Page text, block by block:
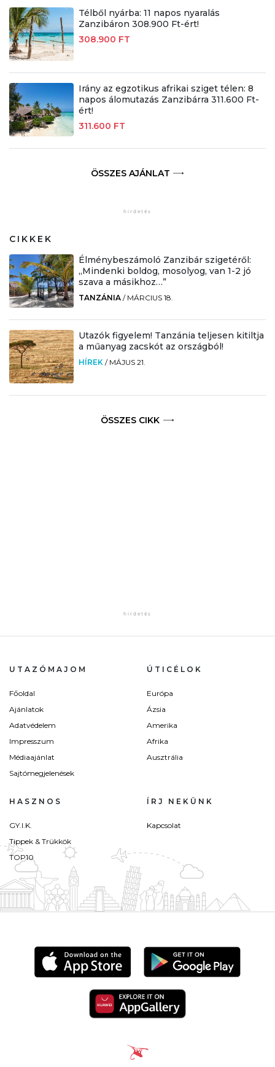
Télből nyárba: 11 napos nyaralás
Zanzibáron 308.900 Ft-ért!
308.900 FT
Irány az egzotikus afrikai sziget télen: 8
napos álomutazás Zanzibárra 311.600 Ft-
ért!
311.600 FT
ÖSSZES AJÁNLAT
CIKKEK
Élménybeszámoló Zanzibár szigetéről:
„Mindenki boldog, mosolyog, van 1-2 jó
szava a másikhoz…”
TANZÁNIA / MÁRCIUS 18.
Utazók figyelem! Tanzánia teljesen kitiltja
a műanyag zacskót az országból!
HÍREK / MÁJUS 21.
ÖSSZES CIKK
UTAZÓMAJOM
Főoldal
Ajánlatok
Adatvédelem
Impresszum
Médiaajánlat
Sajtómegjelenések
ÚTICÉLOK
Európa
Ázsia
Amerika
Afrika
Ausztrália
HASZNOS
GY.I.K.
Tippek & Trükkök
TOP10
ÍRJ NEKÜNK
Kapcsolat